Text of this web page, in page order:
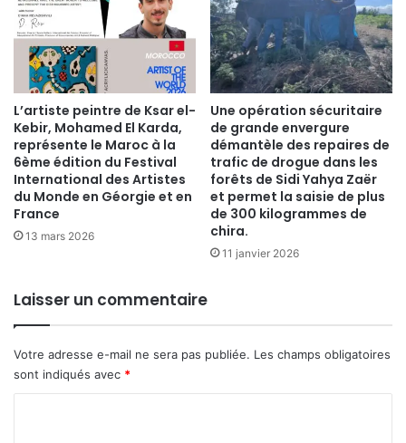
​L’artiste peintre de Ksar el-
Kebir, Mohamed El Karda,
représente le Maroc à la
6ème édition du Festival
International des Artistes
du Monde en Géorgie et en
France
13 mars 2026
Une opération sécuritaire
de grande envergure
démantèle des repaires de
trafic de drogue dans les
forêts de Sidi Yahya Zaër
et permet la saisie de plus
de 300 kilogrammes de
chira.
11 janvier 2026
Laisser un commentaire
Votre adresse e-mail ne sera pas publiée. Les champs obligatoires
sont indiqués avec *